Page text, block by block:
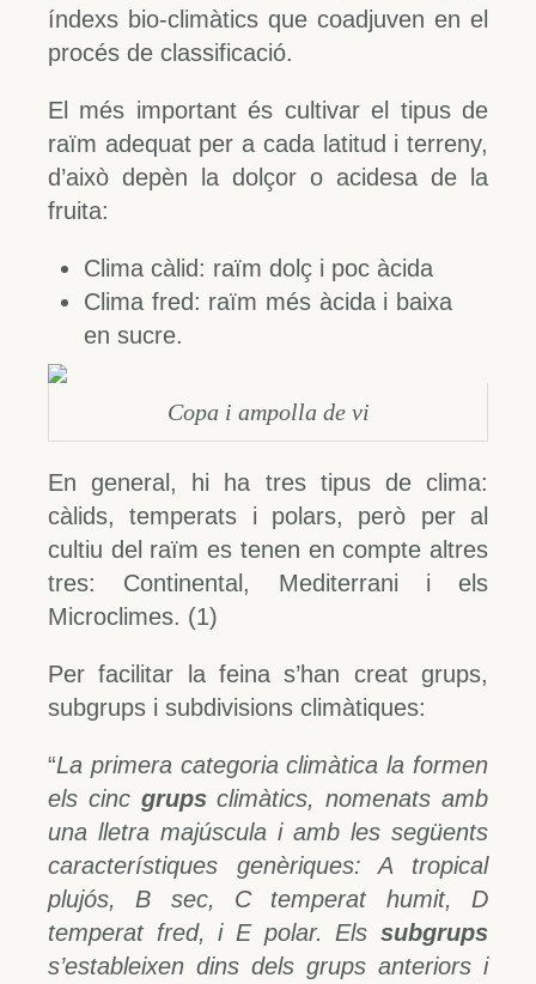
índexs bio-climàtics que coadjuven en el
procés de classificació.
El més important és cultivar el tipus de
raïm adequat per a cada latitud i terreny,
d’això depèn la dolçor o acidesa de la
fruita:
Clima càlid: raïm dolç i poc àcida
Clima fred: raïm més àcida i baixa
en sucre.
Copa i ampolla de vi
En general, hi ha tres tipus de clima:
càlids, temperats i polars, però per al
cultiu del raïm es tenen en compte altres
tres: Continental, Mediterrani i els
Microclimes. (1)
Per facilitar la feina s’han creat grups,
subgrups i subdivisions climàtiques:
“La primera categoria climàtica la formen
els cinc grupsclimàtics, nomenats amb
una lletra majúscula i amb les següents
característiques genèriques: A tropical
plujós, B sec, C temperat humit, D
temperat fred, i E polar. Els subgrups
s’estableixen dins dels grups anteriors i